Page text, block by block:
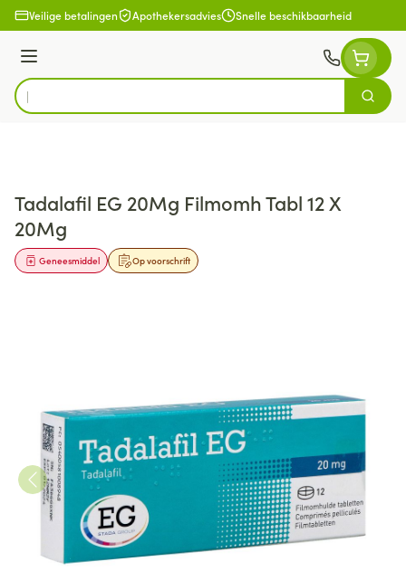
Ga naar de inhoud
Veilige betalingen Apothekersadvies Snelle beschikbaarheid
Menu
Product, merk, categorie...
Zoek
Tadalafil EG 20Mg Filmomh Tabl 12 X
20Mg
Op voorschrift
Geneesmiddel